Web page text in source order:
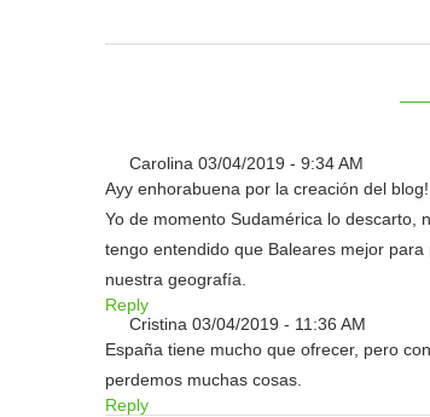
Carolina 03/04/2019 - 9:34 AM
Ayy enhorabuena por la creación del
Yo de momento Sudamérica lo descarto,
tengo entendido que Baleares mejor
nuestra geografía.
Reply
Cristina 03/04/2019 - 11:36 AM
España tiene mucho que ofrecer, pero
perdemos muchas cosas.
Reply